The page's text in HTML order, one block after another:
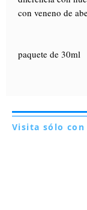
con veneno de
paquete de 30ml
Visita sólo con